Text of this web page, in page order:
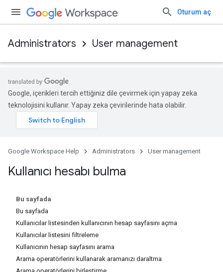
Oturum aç
Administrators User management
Google, içerikleri tercih ettiğiniz dile çevirmek için yapay zeka
teknolojisini kullanır. Yapay zeka çevirilerinde hata olabilir.
Google Workspace Help Administrators User management
Kullanıcı hesabı bulma
Bu sayfada
Bu sayfada
Kullanıcılar listesinden kullanıcının hesap sayfasını açma
Kullanıcılar listesini filtreleme
Kullanıcının hesap sayfasını arama
Arama operatörlerini kullanarak aramanızı daraltma